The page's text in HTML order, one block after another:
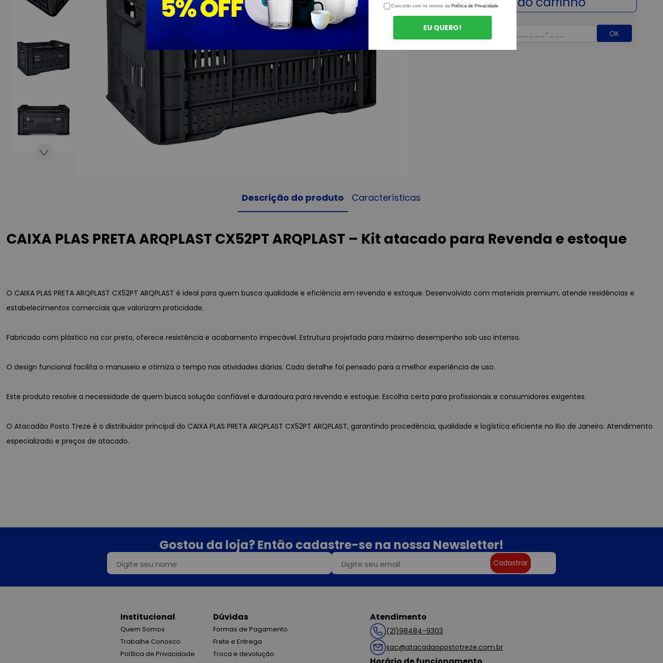
OK
Descrição do produto Características
CAIXA PLAS PRETA ARQPLAST CX52PT ARQPLAST – Kit atacado para Revenda e estoque
O CAIXA PLAS PRETA ARQPLAST CX52PT ARQPLAST é ideal para quem busca qualidade e eficiência em revenda e estoque. Desenvolvido com materiais premium, atende residências e
estabelecimentos comerciais que valorizam praticidade.
Fabricado com plástico na cor preto, oferece resistência e acabamento impecável. Estrutura projetada para máximo desempenho sob uso intenso.
O design funcional facilita o manuseio e otimiza o tempo nas atividades diárias. Cada detalhe foi pensado para a melhor experiência de uso.
Este produto resolve a necessidade de quem busca solução confiável e duradoura para revenda e estoque. Escolha certa para profissionais e consumidores exigentes.
O Atacadão Posto Treze é o distribuidor principal do CAIXA PLAS PRETA ARQPLAST CX52PT ARQPLAST, garantindo procedência, qualidade e logística eficiente no Rio de Janeiro. Atendimento
especializado e preços de atacado.
Gostou da loja? Então cadastre-se na nossa Newsletter!
Cadastrar
Institucional
Quem Somos
Trabalhe Conosco
Política de Privacidade
Dúvidas
Formas de Pagamento
Frete e Entrega
Troca e devolução
Atendimento
(21)98484-9303
sac@atacadaopostotreze.com.br
Concordo com os termos da Política de Privacidade
EU QUERO!